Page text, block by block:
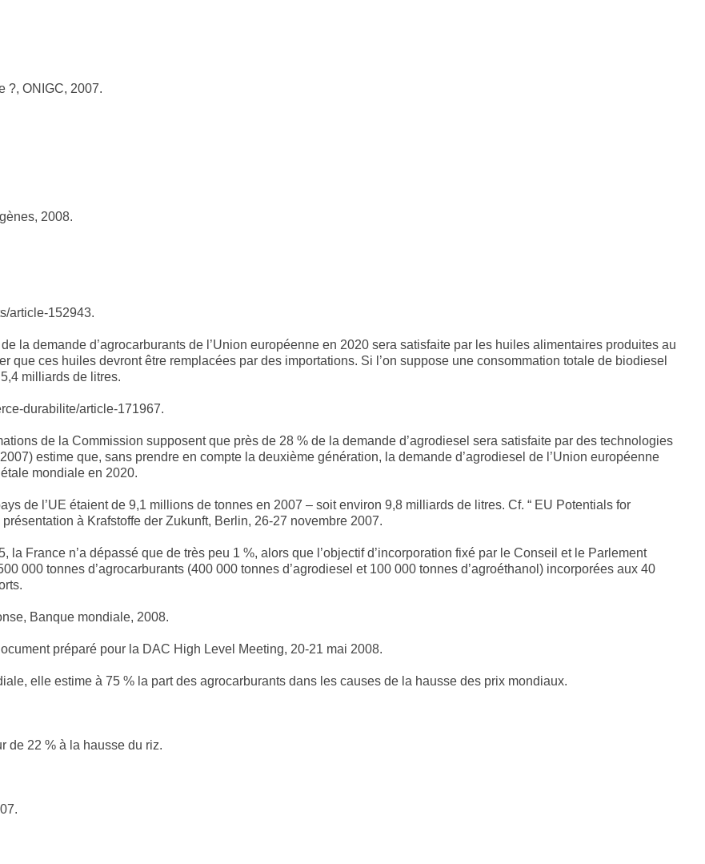
?, ONIGC, 2007.
2008.
article-152943.
la demande d’agrocarburants de l’Union européenne en 2020 sera satisfaite par les huiles alimentaires produites au
que ces huiles devront être remplacées par des importations. Si l’on suppose une consommation totale de biodiesel
milliards de litres.
durabilite/article-171967.
de la Commission supposent que près de 28 % de la demande d’agrodiesel sera satisfaite par des technologies
estime que, sans prendre en compte la deuxième génération, la demande d’agrodiesel de l’Union européenne
mondiale en 2020.
de l’UE étaient de 9,1 millions de tonnes en 2007 – soit environ 9,8 milliards de litres. Cf. “ EU Potentials for
à Krafstoffe der Zukunft, Berlin, 26-27 novembre 2007.
France n’a dépassé que de très peu 1 %, alors que l’objectif d’incorporation fixé par le Conseil et le Parlement
000 tonnes d’agrocarburants (400 000 tonnes d’agrodiesel et 100 000 tonnes d’agroéthanol) incorporées aux 40
Banque mondiale, 2008.
préparé pour la DAC High Level Meeting, 20-21 mai 2008.
elle estime à 75 % la part des agrocarburants dans les causes de la hausse des prix mondiaux.
de 22 % à la hausse du riz.